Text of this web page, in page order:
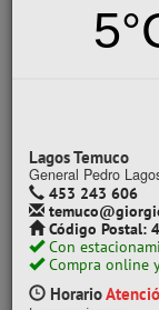
Lagos Temuco
General Pedro
453 243 606
Código Postal:
Con
Compra online
Horario
HILO PARA
SET
SET
Mostrando